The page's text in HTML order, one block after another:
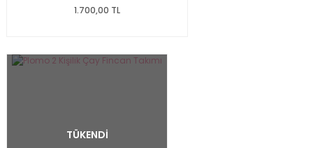
1.700,00 TL
TÜKENDİ